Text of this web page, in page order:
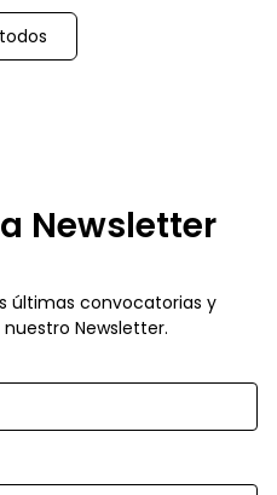
Newsletter
últimas convocatorias y
Newsletter.